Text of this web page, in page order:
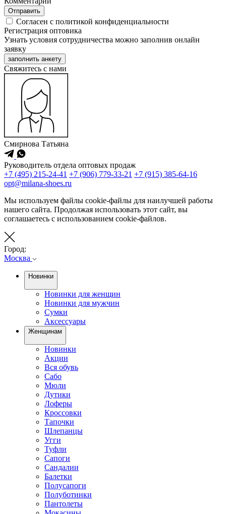
Отправить
Согласен с политикой конфиденциальности
Регистрация оптовика
Узнать условия сотрудничества можно заполнив онлайн
заявку
заполнить анкету
Cвяжитесь с нами
Смирнова Татьяна
Руководитель отдела оптовых продаж
+7 (495) 215-24-41 +7 (906) 779-33-21 +7 (915) 385-64-16
opt@milana-shoes.ru
Мы используем файлы cookie-файлы для наилучшей работы
нашего сайта. Продолжая использовать этот сайт, вы
соглашаетесь с использованием cookie-файлов.
Город:
Москва
Новинки
Новинки для женщин
Новинки для мужчин
Сумки
Аксессуары
Женщинам
Новинки
Акции
Вся обувь
Сабо
Мюли
Дутики
Лоферы
Кроссовки
Тапочки
Шлепанцы
Угги
Туфли
Сапоги
Сандалии
Балетки
Полусапоги
Полуботинки
Пантолеты